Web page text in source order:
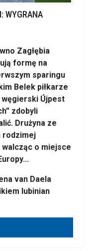
WYGRANA
Zagłębia
formę na
sparingu
Belek piłkarze
węgierski Újpest
zdobyli
Drużyna ze
rodzimej
o miejsce
van Daela
lubinian